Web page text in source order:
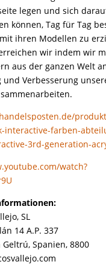
legen und sich
können, Tag für Tag
ihren Modellen zu
wir indem wir
aus der ganzen Welt
und Verbesserung
interactive-farben-
3rd-generation-
watch?
SL
14 A.P. 337
Spanien, 8800